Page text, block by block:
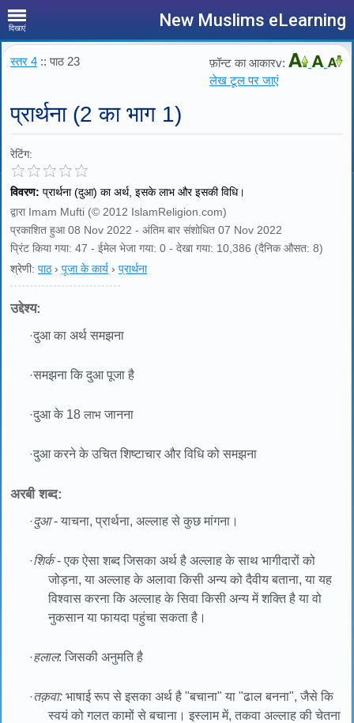
दिखाएं New Muslims eLearning
स्तर 4 :: पाठ 23
फ़ॉन्ट का आकारv:
लेख टूल पर जाएं
प्रार्थना (2 का भाग 1)
रेटिंग:
विवरण: प्रार्थना (दुआ) का अर्थ, इसके लाभ और इसकी विधि।
द्वारा Imam Mufti (© 2012 IslamReligion.com)
प्रकाशित हुआ 08 Nov 2022 - अंतिम बार संशोधित 07 Nov 2022
प्रिंट किया गया: 47 - ईमेल भेजा गया: 0 - देखा गया: 10,386 (दैनिक औसत: 8)
श्रेणी: पाठ› पूजा के कार्य › प्रार्थना
उद्देश्य:
·दुआ का अर्थ समझना
·समझना कि दुआ पूजा है
·दुआ के 18लाभ जानना
·दुआ करने के उचित शिष्टाचार और विधि को समझना
अरबी शब्द:
·दुआ- याचना, प्रार्थना, अल्लाह से कुछ मांगना।
·शिर्क- एक ऐसा शब्द जिसका अर्थ है अल्लाह के साथ भागीदारों को
जोड़ना, या अल्लाह के अलावा किसी अन्य को दैवीय बताना, या यह
विश्वास करना कि अल्लाह के सिवा किसी अन्य में शक्ति है या वो
नुकसान या फायदा पहुंचा सकता है।
·हलाल: जिसकी अनुमति है
·तक़वा: भाषाई रूप से इसका अर्थ है "बचाना" या "ढाल बनना", जैसे कि
स्वयं को गलत कामों से बचाना। इस्लाम में, तकवा अल्लाह की चेतना